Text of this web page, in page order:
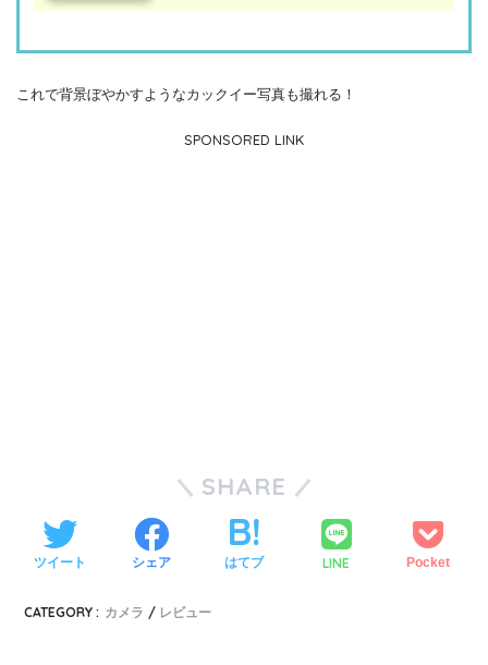
これで背景ぼやかすようなカックイー写真も撮れる！
SPONSORED LINK
SHARE
ツイート シェア はてブ LINE Pocket
CATEGORY : カメラ レビュー